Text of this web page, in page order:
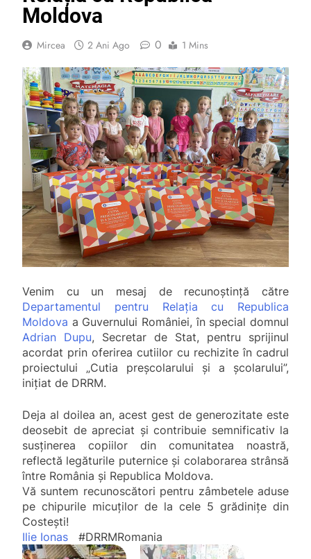
Moldova
Mircea 2 Ani Ago 0 1 Mins
Venim cu un mesaj de recunoștință către
Departamentul pentru Relația cu Republica
Moldova a Guvernului României, în special domnul
Adrian Dupu, Secretar de Stat, pentru sprijinul
acordat prin oferirea cutiilor cu rechizite în cadrul
proiectului „Cutia preșcolarului și a școlarului”,
inițiat de DRRM.
Deja al doilea an, acest gest de generozitate este
deosebit de apreciat și contribuie semnificativ la
susținerea copiilor din comunitatea noastră,
reflectă legăturile puternice și colaborarea strânsă
între România și Republica Moldova.
Vă suntem recunoscători pentru zâmbetele aduse
pe chipurile micuților de la cele 5 grădinițe din
Costești!
Ilie Ionas
#DRRMRomania